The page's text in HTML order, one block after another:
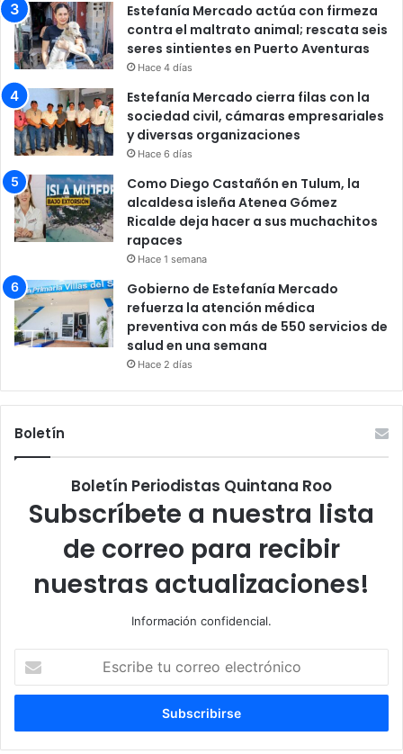
Estefanía Mercado actúa con firmeza
contra el maltrato animal; rescata seis
seres sintientes en Puerto Aventuras
Hace 4 días
Estefanía Mercado cierra filas con la
sociedad civil, cámaras empresariales
y diversas organizaciones
Hace 6 días
Como Diego Castañón en Tulum, la
alcaldesa isleña Atenea Gómez
Ricalde deja hacer a sus muchachitos
rapaces
Hace 1 semana
Gobierno de Estefanía Mercado
refuerza la atención médica
preventiva con más de 550 servicios de
salud en una semana
Hace 2 días
Boletín
Boletín Periodistas Quintana Roo
Subscríbete a nuestra lista
de correo para recibir
nuestras actualizaciones!
Información confidencial.
correo